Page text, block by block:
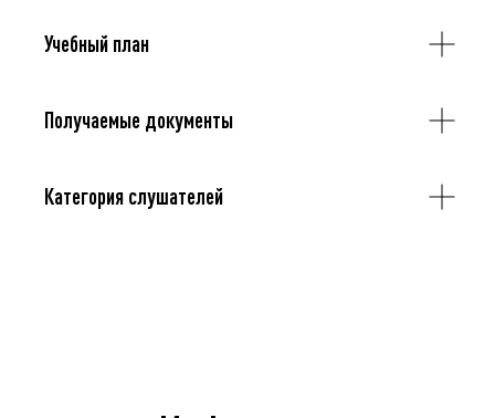
Учебный план
Получаемые документы
Категория слушателей